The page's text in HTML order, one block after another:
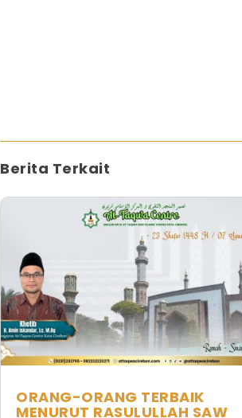
Berita Terkait
ORANG-ORANG TERBAIK
MENURUT RASULULLAH SAW